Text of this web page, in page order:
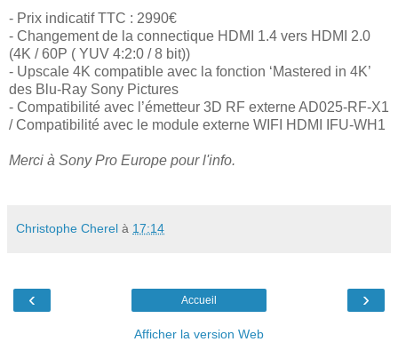
- Prix indicatif TTC : 2990€
- Changement de la connectique HDMI 1.4 vers HDMI 2.0
(4K / 60P ( YUV 4:2:0 / 8 bit))
- Upscale 4K compatible avec la fonction ‘Mastered in 4K’
des Blu-Ray Sony Pictures
- Compatibilité avec l’émetteur 3D RF externe AD025-RF-X1
/ Compatibilité avec le module externe WIFI HDMI IFU-WH1
Merci à Sony Pro Europe pour l'info.
Christophe Cherel à 17:14
‹ ›
Accueil
Afficher la version Web